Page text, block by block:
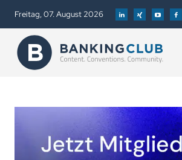
Freitag, 07. August 2026